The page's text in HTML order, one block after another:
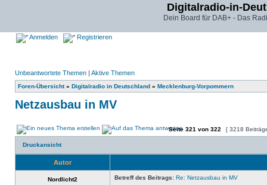
Digitalradio-in-
Dein Board für DAB+ - Das
Anmelden Registrieren
Unbeantwortete Themen | Aktive Themen
Foren-Übersicht» Digitalradio in Deutschland » Mecklenburg-Vorpommern
Netzausbau in MV
Seite 321 von 322 [ 3218
Druckansicht
Autor
Nordlicht2 Betreff des Beitrags: Re: Netzausbau in MV